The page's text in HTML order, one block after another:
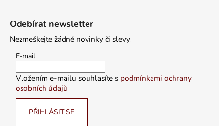
Odebírat newsletter
Nezmeškejte žádné novinky či slevy!
E-mail
Vložením e-mailu souhlasíte s podmínkami ochrany
osobních údajů
PŘIHLÁSIT SE